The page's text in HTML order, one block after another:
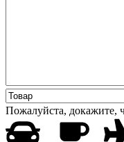
Пожалуйста, докажите,